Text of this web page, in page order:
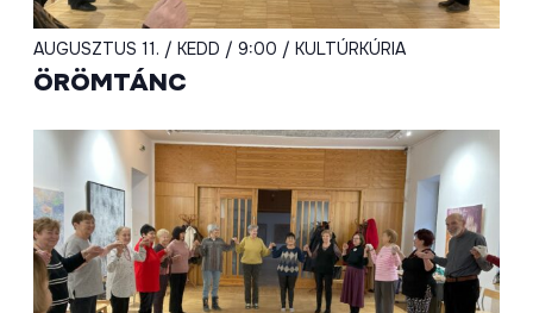
AUGUSZTUS 11. / KEDD / 9:00 / KULTÚRKÚRIA
ÖRÖMTÁNC